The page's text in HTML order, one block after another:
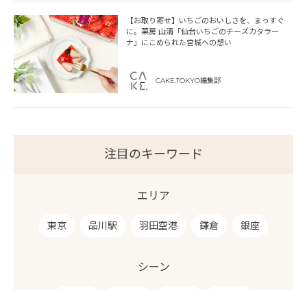
【お取り寄せ】いちごのおいしさを、まっすぐ
に。菓房 山清「仙台いちごのチーズカタラー
ナ」にこめられた宮城への想い
CAKE.TOKYO編集部
注目のキーワード
エリア
東京 品川駅 羽田空港 鎌倉 銀座
シーン